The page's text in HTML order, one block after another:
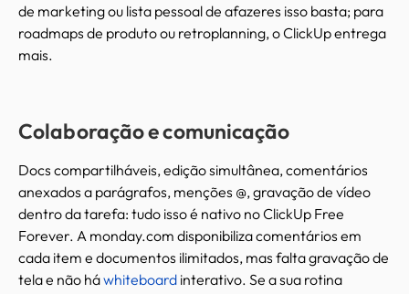
de marketing ou lista pessoal de afazeres isso basta; para
roadmaps de produto ou retroplanning, o ClickUp entrega
mais.
Colaboração e comunicação
Docs compartilháveis, edição simultânea, comentários
anexados a parágrafos, menções @, gravação de vídeo
dentro da tarefa: tudo isso é nativo no ClickUp Free
Forever. A monday.com disponibiliza comentários em
cada item e documentos ilimitados, mas falta gravação de
tela e não háwhiteboard interativo. Se a sua rotina